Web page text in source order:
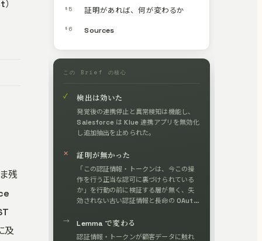
残
及
§5 証明があれば、何が変わるか
§6 Sources
この Brief の核心
✓ 検出は効いた
発覚後の連携停止と異常検知は機能し、
Salesforce は Klue 連携アプリを無効化
し追加抽出を止められた。
✕ 証明が無かった
「この認証情報・トークンは、今この操
作を行う正当な認可に裏づけられている
か」を行動の前に検証する層が無く、失
効されない古い認証情報と長命の OAuth
になった。
→ Lemma で変わる
認証情報・トークンが顧客データに触れ